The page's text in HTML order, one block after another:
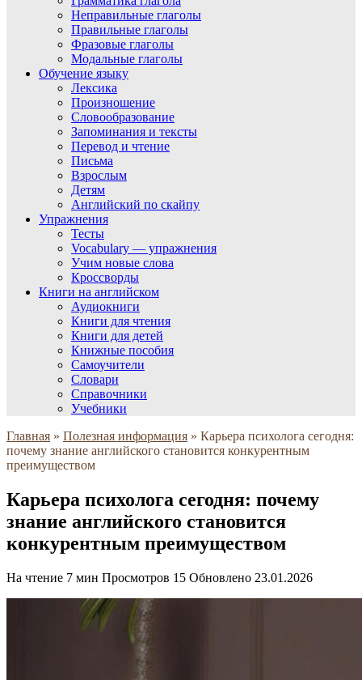
Неправильные глаголы
Правильные глаголы
Фразовые глаголы
Модальные глаголы
Обучение языку
Лексика
Произношение
Словообразование
Запоминания и тексты
Перевод и чтение
Письма
Взрослым
Детям
Английский по скайпу
Упражнения
Тесты
Vocabulary — упражнения
Учим новые слова
Кроссворды
Книги на английском
Аудиокниги
Книги для чтения
Книги для детей
Книжные пособия
Самоучители
Словари
Справочники
Учебники
Главная » Полезная информация » Карьера психолога сегодня:
почему знание английского становится конкурентным
преимуществом
Карьера психолога сегодня: почему
знание английского становится
конкурентным преимуществом
На чтение 7 мин Просмотров 15 Обновлено 23.01.2026